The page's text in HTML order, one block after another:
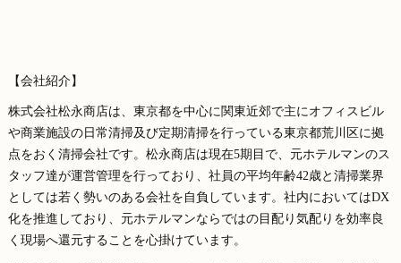
【会社紹介】
株式会社松永商店は、東京都を中心に関東近郊で主にオフィスビル
や商業施設の日常清掃及び定期清掃を行っている東京都荒川区に拠
点をおく清掃会社です。松永商店は現在5期目で、元ホテルマンのス
タッフ達が運営管理を行っており、社員の平均年齢42歳と清掃業界
としては若く勢いのある会社を自負しています。社内においてはDX
化を推進しており、元ホテルマンならではの目配り気配りを効率良
く現場へ還元することを心掛けています。